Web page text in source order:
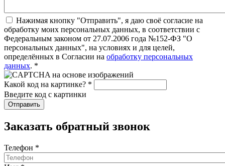
Нажимая кнопку "Отправить", я даю своё согласие на
обработку моих персональных данных, в соответствии с
Федеральным законом от 27.07.2006 года №152-ФЗ "О
персональных данных", на условиях и для целей,
определённых в Согласии на обработку персональных
данных. *
Какой код на картинке? *
Введите код с картинки
Заказать обратный звонок
Телефон *